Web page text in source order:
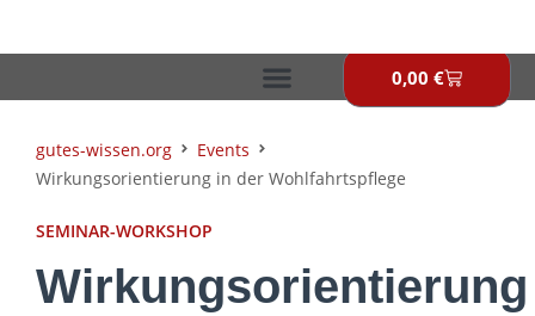
0,00 €
gutes-wissen.org
Events
Wirkungsorientierung in der Wohlfahrtspflege
SEMINAR-WORKSHOP
Wirkungsorientierung